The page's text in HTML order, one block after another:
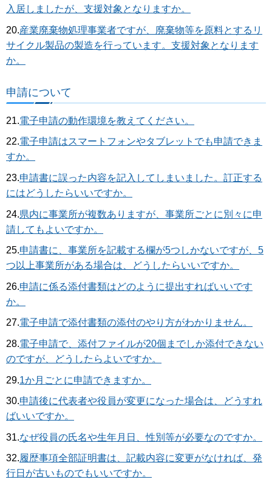
入居しましたが、支援対象となりますか。
20.産業廃棄物処理事業者ですが、廃棄物等を原料とするリ
サイクル製品の製造を行っています。支援対象となります
か。
申請について
21.電子申請の動作環境を教えてください。
22.電子申請はスマートフォンやタブレットでも申請できま
すか。
23.申請書に誤った内容を記入してしまいました。訂正する
にはどうしたらいいですか。
24.県内に事業所が複数ありますが、事業所ごとに別々に申
請してもよいですか。
25.申請書に、事業所を記載する欄が5つしかないですが、5
つ以上事業所がある場合は、どうしたらいいですか。
26.申請に係る添付書類はどのように提出すればいいです
か。
27.電子申請で添付書類の添付のやり方がわかりません。
28.電子申請で、添付ファイルが20個までしか添付できない
のですが、どうしたらよいですか。
29.1か月ごとに申請できますか。
30.申請後に代表者や役員が変更になった場合は、どうすれ
ばいいですか。
31.なぜ役員の氏名や生年月日、性別等が必要なのですか。
32.履歴事項全部証明書は、記載内容に変更がなければ、発
行日が古いものでもいいですか。